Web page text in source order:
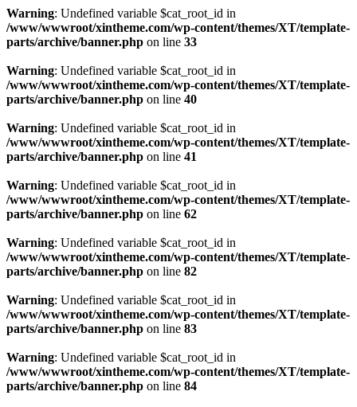
Warning: Undefined variable $cat_root_id in
/www/wwwroot/xintheme.com/wp-content/themes/XT/template-
parts/archive/banner.php on line 33
Warning: Undefined variable $cat_root_id in
/www/wwwroot/xintheme.com/wp-content/themes/XT/template-
parts/archive/banner.php on line 40
Warning: Undefined variable $cat_root_id in
/www/wwwroot/xintheme.com/wp-content/themes/XT/template-
parts/archive/banner.php on line 41
Warning: Undefined variable $cat_root_id in
/www/wwwroot/xintheme.com/wp-content/themes/XT/template-
parts/archive/banner.php on line 62
Warning: Undefined variable $cat_root_id in
/www/wwwroot/xintheme.com/wp-content/themes/XT/template-
parts/archive/banner.php on line 82
Warning: Undefined variable $cat_root_id in
/www/wwwroot/xintheme.com/wp-content/themes/XT/template-
parts/archive/banner.php on line 83
Warning: Undefined variable $cat_root_id in
/www/wwwroot/xintheme.com/wp-content/themes/XT/template-
parts/archive/banner.php on line 84